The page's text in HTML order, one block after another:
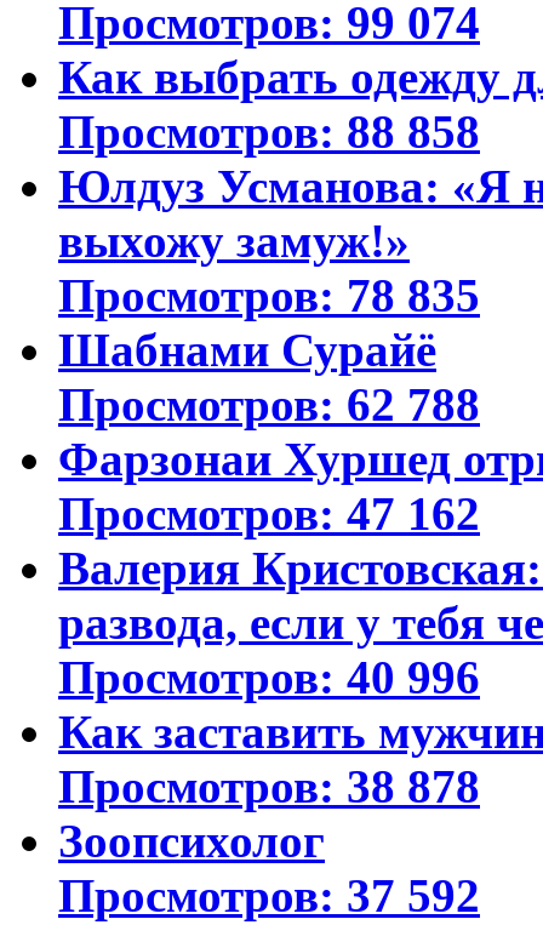
Просмотров: 99 074
Как выбрать одежду
Просмотров: 88 858
Юлдуз Усманова: «Я
выхожу замуж!»
Просмотров: 78 835
Шабнами Сурайё
Просмотров: 62 788
Фарзонаи Хуршед
Просмотров: 47 162
Валерия
развода, если у тебя
Просмотров: 40 996
Как заставить
Просмотров: 38 878
Зоопсихолог
Просмотров: 37 592